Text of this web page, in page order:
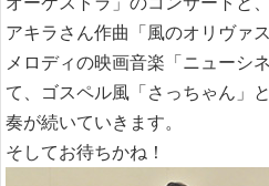
アキラさん作曲「風のオリヴァ
メロディの映画音楽「ニューシ
て、ゴスペル風「さっちゃん」
奏が続いていきます。
そしてお待ちかね！